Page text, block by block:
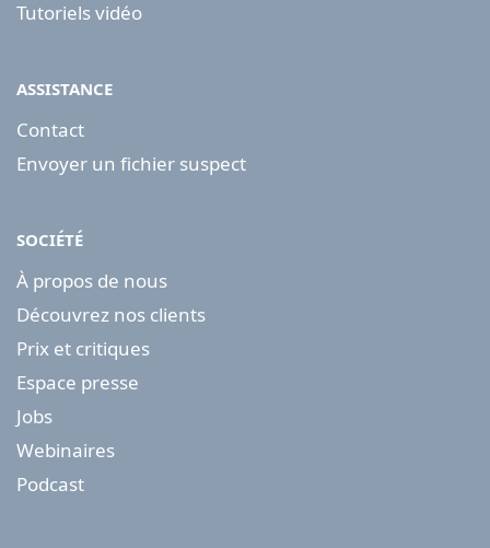
Tutoriels vidéo
ASSISTANCE
Contact
Envoyer un fichier suspect
SOCIÉTÉ
À propos de nous
Découvrez nos clients
Prix et critiques
Espace presse
Jobs
Webinaires
Podcast